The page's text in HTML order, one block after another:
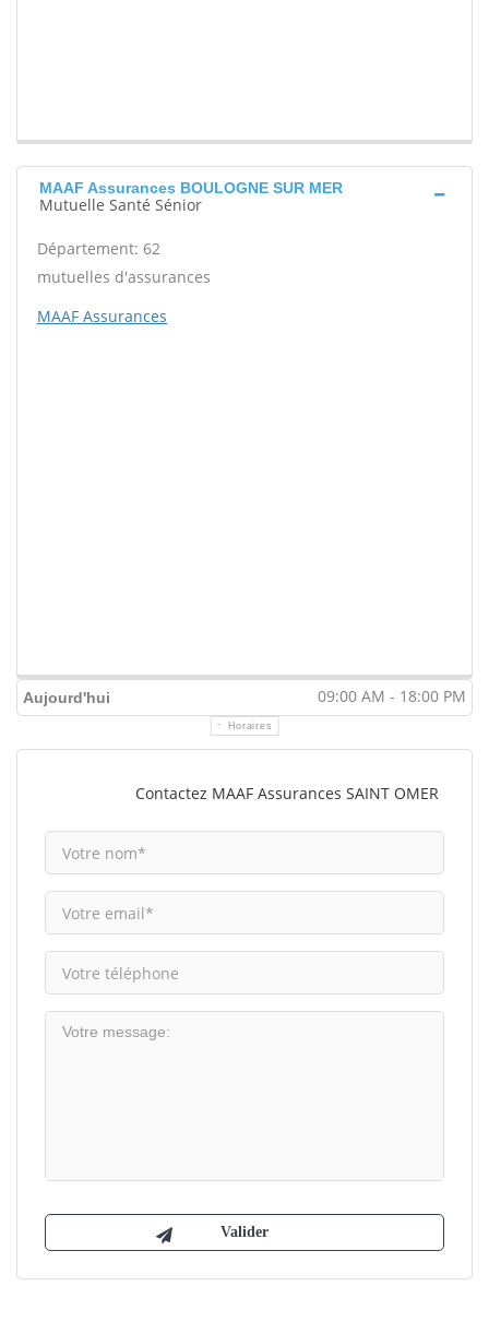
MAAF Assurances BOULOGNE SUR MER
Mutuelle Santé Sénior
Département: 62
mutuelles d'assurances
MAAF Assurances
Aujourd'hui 09:00 AM - 18:00 PM
Horaires
Contactez MAAF Assurances SAINT OMER